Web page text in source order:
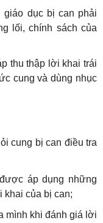
giáo dục bị can phải
lối, chính sách của
thu thập lời khai trái
cung và dùng nhục
cung bị can điều tra
áp dụng những
khai của bị can;
mình khi đánh giá lời